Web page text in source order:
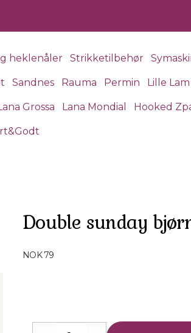
heklenåler Strikketilbehør
Sandnes Rauma Permin Lille
Grossa Lana Mondial Hooked
Double sunday
NOK 79